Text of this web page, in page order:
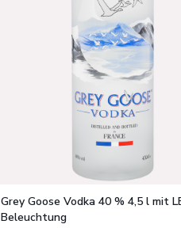
Grey Goose Vodka 40 % 4,5 l mit
Beleuchtung